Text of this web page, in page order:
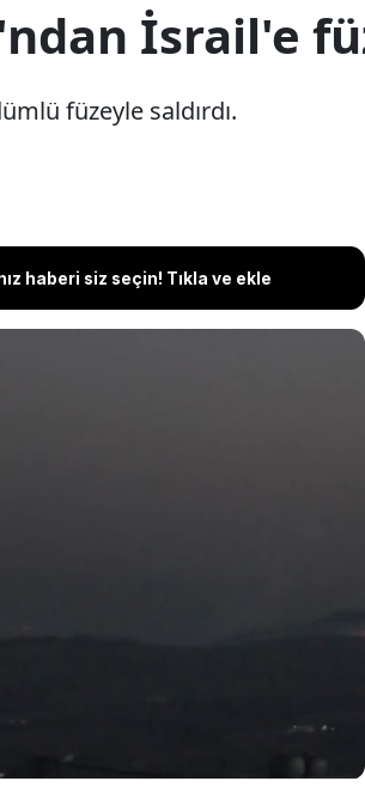
İsrail'e
füzeyle saldırdı.
haberi siz seçin! Tıkla ve ekle